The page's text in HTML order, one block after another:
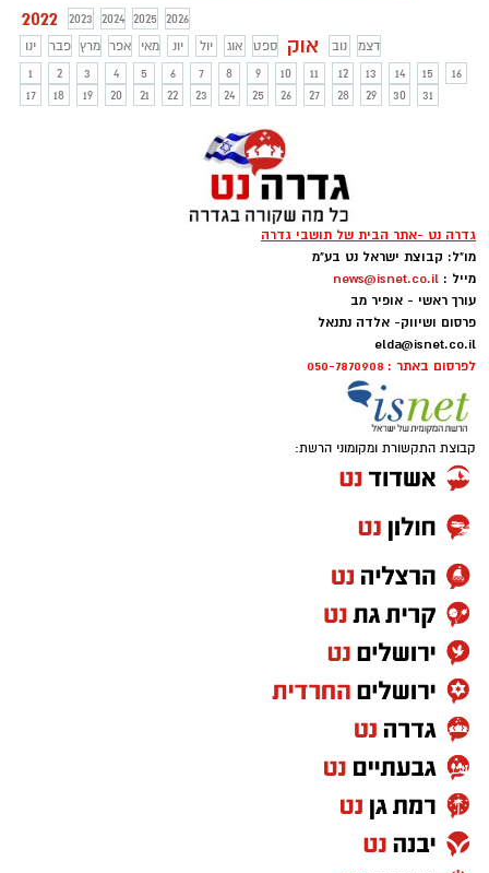
2022 2023 2024 2025
2026
ינו
פבר מרץ אפר מאי יונ יול אוג ספט אוק נוב
דצמ
1
2 3 4 5 6 7 8 9 10 11 12 13 14 15
16
17
18 19 20 21 22 23 24 25 26 27 28 29 30 31
גדרה נט -אתר הבית של תושבי גדרה
מו"ל: קבוצת ישראל נט בע"מ
מייל : news@isnet.co.il
עורך ראשי - אופיר מב
פרסום ושיווק- אלדה נתנאל
elda@isnet.co.il
לפרסום באתר : 050-7870908
קבוצת התקשורת ומקומוני הרשת: